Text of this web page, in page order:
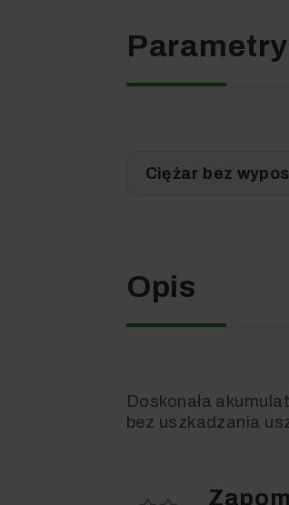
Ciężar bez
Opis
Doskonała
bez uszkadzania